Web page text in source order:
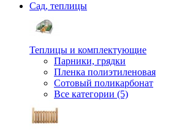
Сад, теплицы
Теплицы и комплектующие
Парники, грядки
Пленка полиэтиленовая
Сотовый поликарбонат
Все категории (5)